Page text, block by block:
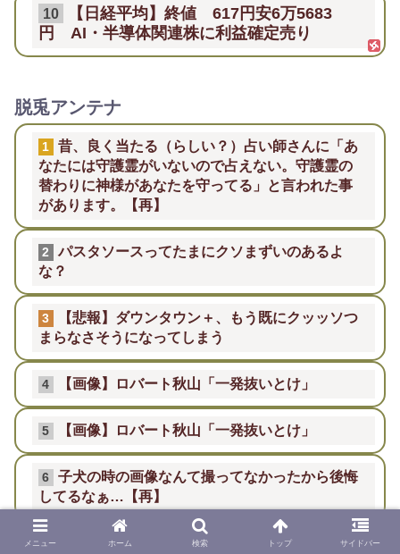
10
【日経平均】終値 617円安6万5683
円 AI・半導体関連株に利益確定売り
脱兎アンテナ
1
昔、良く当たる（らしい？）占い師さんに「あ
なたには守護霊がいないので占えない。守護霊の
替わりに神様があなたを守ってる」と言われた事
があります。【再】
2 パスタソースってたまにクソまずいのあるよ
な？
3
【悲報】ダウンタウン＋、もう既にクッッソつ
まらなさそうになってしまう
4 【画像】ロバート秋山「一発抜いとけ」
5 【画像】ロバート秋山「一発抜いとけ」
6
子犬の時の画像なんて撮ってなかったから後悔
してるなぁ…【再】
7 永野芽郁、ブログ復活！「目に見える情報だけ
メニュー ホーム 検索 トップ サイドバー